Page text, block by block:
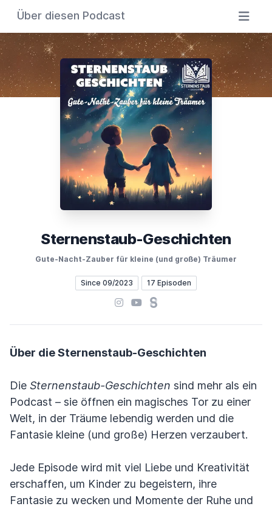
Über diesen Podcast
Sternenstaub-Geschichten
Gute-Nacht-Zauber für kleine (und große) Träumer
Since 09/2023 17 Episoden
Instagram
YouTubeSteady
Über die Sternenstaub-Geschichten
Die Sternenstaub-Geschichten sind mehr als ein
Podcast – sie öffnen ein magisches Tor zu einer
Welt, in der Träume lebendig werden und die
Fantasie kleine (und große) Herzen verzaubert.
Jede Episode wird mit viel Liebe und Kreativität
erschaffen, um Kinder zu begeistern, ihre
Fantasie zu wecken und Momente der Ruhe und